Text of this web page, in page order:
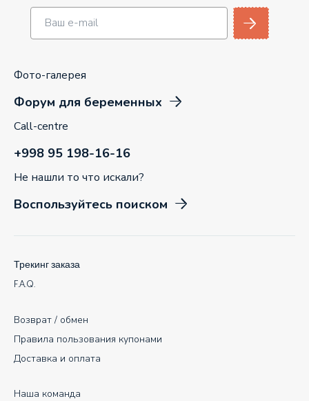
Фото-галерея
Форум для беременных
Call-centre
+998 95 198-16-16
Не нашли то что искали?
Воспользуйтесь поиском
Наша команда
Возврат / обмен
Правила пользования купонами
Доставка и оплата
Трекинг заказа
F.A.Q.